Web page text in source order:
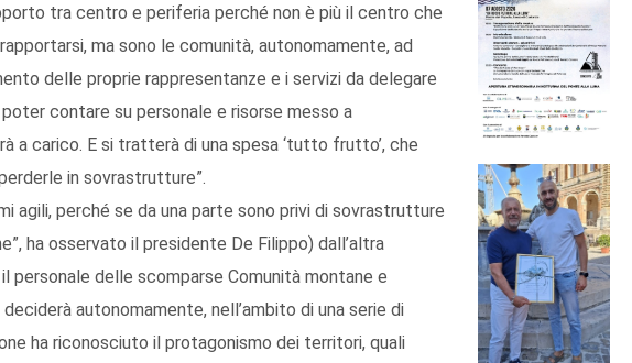
tra centro e periferia perché non è più il centro che
ma sono le comunità, autonomamente, ad
delle proprie rappresentanze e i servizi da delegare
contare su personale e risorse messo a
a carico. E si tratterà di una spesa ‘tutto frutto’, che
in sovrastrutture”.
agili, perché se da una parte sono privi di sovrastrutture
ha osservato il presidente De Filippo) dall’altra
delle scomparse Comunità montane e
autonomamente, nell’ambito di una serie di
ha riconosciuto il protagonismo dei territori, quali